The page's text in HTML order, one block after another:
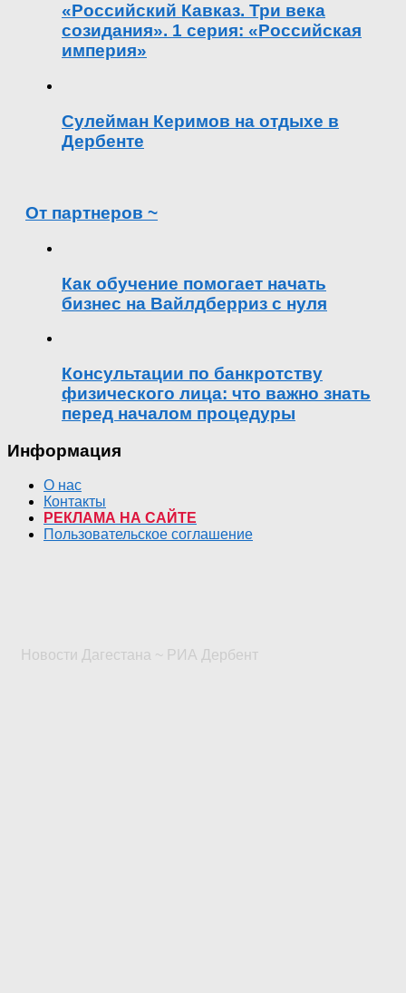
«Российский Кавказ. Три века
созидания». 1 серия: «Российская
империя»
Сулейман Керимов на отдыхе в
Дербенте
От партнеров ~
Как обучение помогает начать
бизнес на Вайлдберриз с нуля
Консультации по банкротству
физического лица: что важно знать
перед началом процедуры
Информация
О нас
Контакты
РЕКЛАМА НА САЙТЕ
Пользовательское соглашение
Новости Дагестана ~ РИА Дербент